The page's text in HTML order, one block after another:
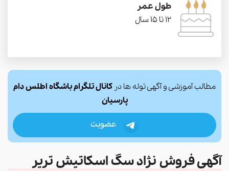
طول عمر
12 تا 15 سال
مطالب آموزشی و آگهی توله ها در کانال تلگرام باشگاه اطلس دام
پارسیان
عضویت
آگهی فروش نژاد سگ اسکاتیش تریر